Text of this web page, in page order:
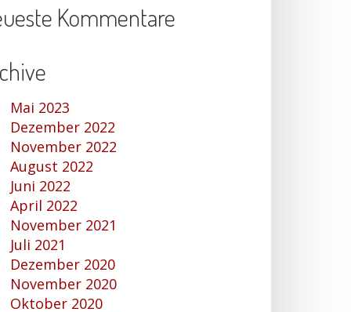
Kommentare
Mai 2023
Dezember 2022
November 2022
August 2022
Juni 2022
April 2022
November 2021
Juli 2021
Dezember 2020
November 2020
Oktober 2020